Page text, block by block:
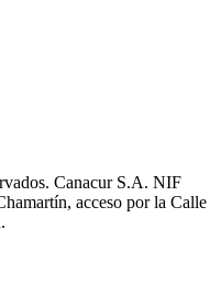
Canacur S.A. NIF
acceso por la Calle